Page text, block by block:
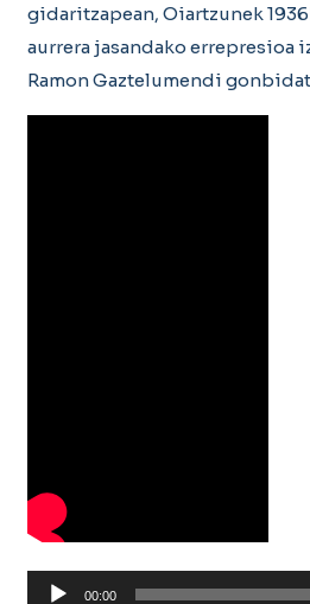
gidaritzapean, Oiartzunek
aurrera jasandako errepresioa
Ramon Gaztelumendi
Soinu
00:00